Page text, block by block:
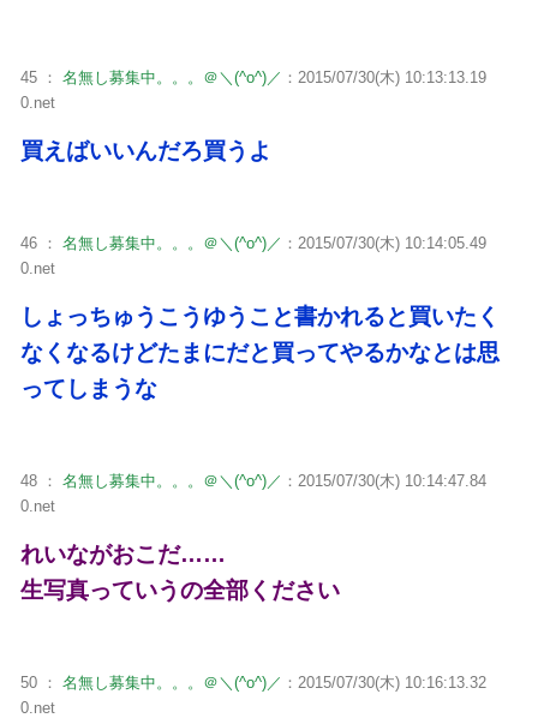
45 ： 名無し募集中。。。＠＼(^o^)／ ：2015/07/30(木) 10:13:13.19
0.net
買えばいいんだろ買うよ
46 ： 名無し募集中。。。＠＼(^o^)／ ：2015/07/30(木) 10:14:05.49
0.net
しょっちゅうこうゆうこと書かれると買いたく
なくなるけどたまにだと買ってやるかなとは思
ってしまうな
48 ： 名無し募集中。。。＠＼(^o^)／ ：2015/07/30(木) 10:14:47.84
0.net
れいながおこだ……
生写真っていうの全部ください
50 ： 名無し募集中。。。＠＼(^o^)／ ：2015/07/30(木) 10:16:13.32
0.net